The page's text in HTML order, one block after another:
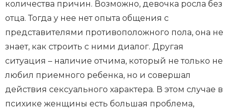
количества причин. Возможно, девочка росла без
отца. Тогда у нее нет опыта общения с
представителями противоположного пола, она не
знает, как строить с ними диалог. Другая
ситуация – наличие отчима, который не только не
любил приемного ребенка, но и совершал
действия сексуального характера. В этом случае в
психике женщины есть большая проблема,